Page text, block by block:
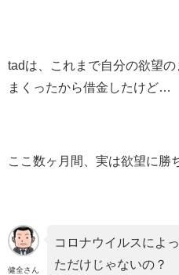
tadは、これまで自分の欲望
まくったから借金したけど…
ここ数ヶ月間、実は欲望に勝
健全さん
コロナウイルスによ
ただけじゃないの？